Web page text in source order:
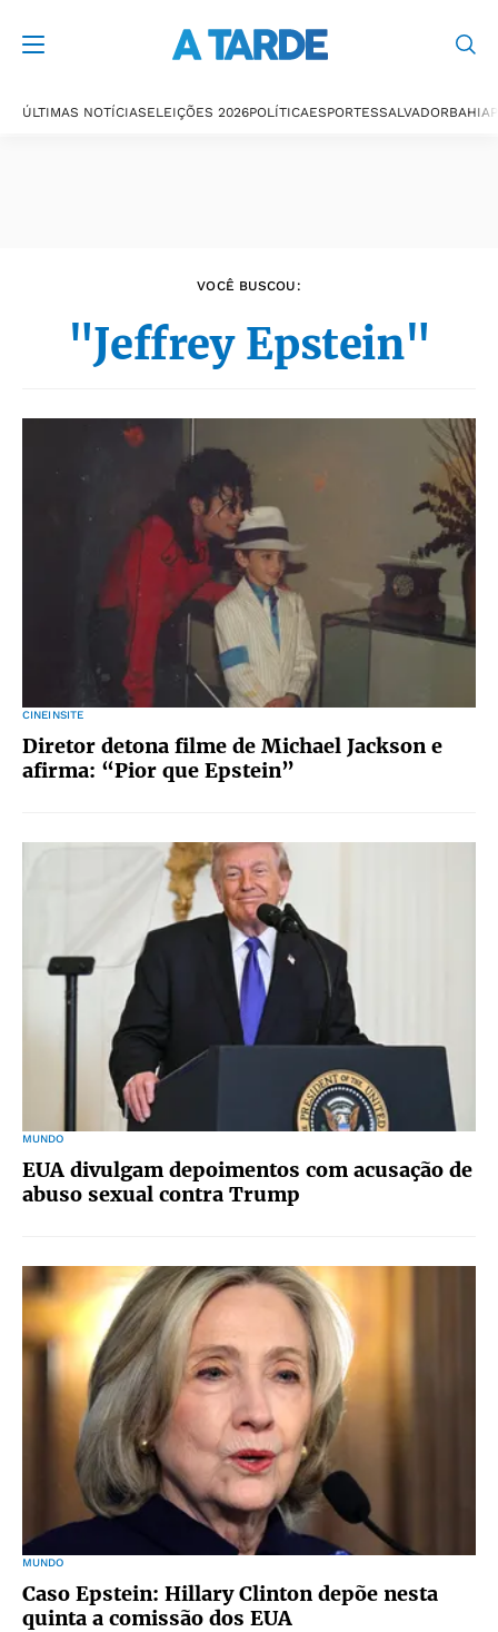
ÚLTIMAS NOTÍCIASELEIÇÕES 2026POLÍTICAESPORTESSALVADORBAHIA
VOCÊ BUSCOU:
"Jeffrey Epstein"
CINEINSITE
Diretor detona filme de Michael Jackson e
afirma: “Pior que Epstein”
MUNDO
EUA divulgam depoimentos com acusação de
abuso sexual contra Trump
MUNDO
Caso Epstein: Hillary Clinton depõe nesta
quinta a comissão dos EUA